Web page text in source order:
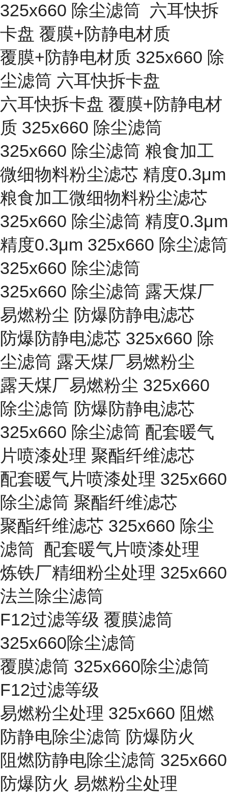
325x660 除尘滤筒 六耳快拆
卡盘 覆膜+防静电材质
覆膜+防静电材质 325x660 除
尘滤筒 六耳快拆卡盘
六耳快拆卡盘 覆膜+防静电材
质 325x660 除尘滤筒
325x660 除尘滤筒 粮食加工
微细物料粉尘滤芯 精度0.3μm
粮食加工微细物料粉尘滤芯
325x660 除尘滤筒 精度0.3μm
精度0.3μm 325x660 除尘滤筒
325x660 除尘滤筒
325x660 除尘滤筒 露天煤厂
易燃粉尘 防爆防静电滤芯
防爆防静电滤芯 325x660 除
尘滤筒 露天煤厂易燃粉尘
露天煤厂易燃粉尘 325x660
除尘滤筒 防爆防静电滤芯
325x660 除尘滤筒 配套暖气
片喷漆处理 聚酯纤维滤芯
配套暖气片喷漆处理 325x660
除尘滤筒 聚酯纤维滤芯
聚酯纤维滤芯 325x660 除尘
滤筒 配套暖气片喷漆处理
炼铁厂精细粉尘处理 325x660
法兰除尘滤筒
F12过滤等级 覆膜滤筒
325x660除尘滤筒
覆膜滤筒 325x660除尘滤筒
F12过滤等级
易燃粉尘处理 325x660 阻燃
防静电除尘滤筒 防爆防火
阻燃防静电除尘滤筒 325x660
防爆防火 易燃粉尘处理